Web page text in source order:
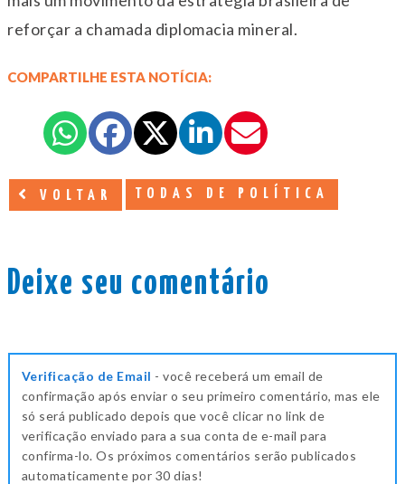
reforçar a chamada diplomacia mineral.
COMPARTILHE ESTA NOTÍCIA:
VOLTAR TODAS DE POLÍTICA
Deixe seu comentário
Verificação de Email - você receberá um email de
confirmação após enviar o seu primeiro comentário, mas ele
só será publicado depois que você clicar no link de
verificação enviado para a sua conta de e-mail para
confirma-lo. Os próximos comentários serão publicados
automaticamente por 30 dias!